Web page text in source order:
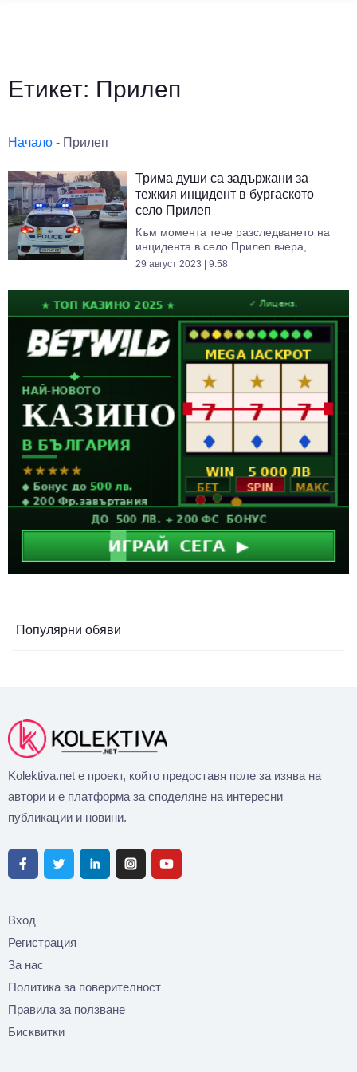
Етикет: Прилеп
Начало - Прилеп
Трима души са задържани за
тежкия инцидент в бургаското
село Прилеп
Към момента тече разследването на
инцидента в село Прилеп вчера,...
29 август 2023 | 9:58
Популярни обяви
Kolektiva.net е проект, който предоставя поле за изява на
автори и е платформа за споделяне на интересни
публикации и новини.
Вход
Регистрация
За нас
Политика за поверителност
Правила за ползване
Бисквитки